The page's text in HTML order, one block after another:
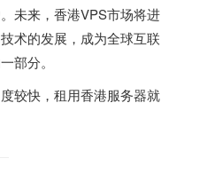
未来，香港VPS市场将进
术的发展，成为全球互联
部分。
较快，租用香港服务器就